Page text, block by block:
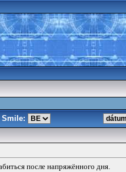
Smile:
после напряжённого дня.